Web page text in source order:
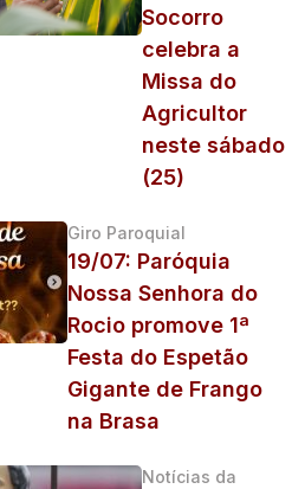
Socorro
celebra a
Missa do
Agricultor
neste sábado
(25)
Giro Paroquial
19/07: Paróquia
Nossa Senhora do
Rocio promove 1ª
Festa do Espetão
Gigante de Frango
na Brasa
Notícias da